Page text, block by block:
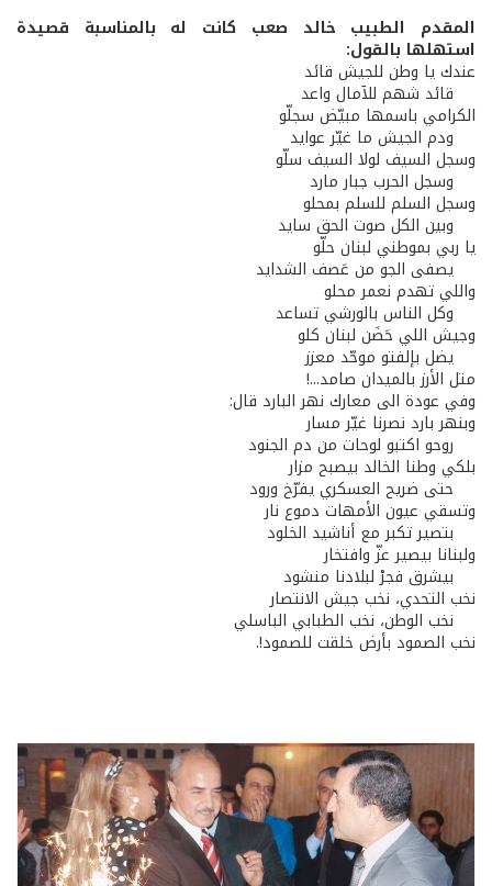
المقدم الطبيب خالد صعب كانت له بالمناسبة قصيدة
استهلها بالقول:
عندك يا وطن للجيش قائد
قائد شهم للآمال واعد
الكرامي باسمها مبيّض سجلّو
ودم الجيش ما غيّر عوايد
وسجل السيف لولا السيف سلّو
وسجل الحرب جبار مارد
وسجل السلم للسلم بمحلو
وبين الكل صوت الحق سايد
يا ربي بموطني لبنان حلّو
يصفى الجو من عَصف الشدايد
واللي تهدم نعمر محلو
وكل الناس بالورشي تساعد
وجيش اللي حَضَن لبنان كلو
يضل بإلفتو موحّد معزز
متل الأرز بالميدان صامد...!
وفي عودة الى معارك نهر البارد قال:
وبنهر بارد نصرنا غيّر مسار
روحو اكتبو لوحات من دم الجنود
بلكي وطنا الخالد بيصبح مزار
حتى ضريح العسكري يفرّخ ورود
وتسقي عيون الأمهات دموع نار
بتصير تكبر مع أناشيد الخلود
ولبنانا بيصير عزّ وافتخار
بيشرق فجرْ لبلادنا منشود
نخب التحدي، نخب جيش الانتصار
نخب الوطن، نخب الطبابي الباسلي
نخب الصمود بأرض خلقت للصمود!.